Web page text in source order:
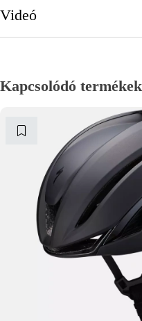
Videó
Kapcsolódó termékek